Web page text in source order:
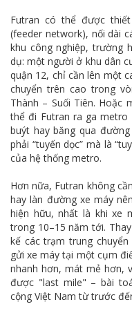
Futran có thể được
(feeder network), nối dài
khu công nghiệp, trường
dụ: một người ở khu dân
quận 12, chỉ cần lên một
chuyển trên cao trong
Thành – Suối Tiên. Hoặc
thể đi Futran ra ga metro
buýt hay băng qua
phải “tuyến dọc” mà là
của hệ thống metro.
Hơn nữa, Futran không
hay làn đường xe máy
hiện hữu, nhất là khi xe
trong 10–15 năm tới.
kế các trạm trung
gửi xe máy tại một cụm
nhanh hơn, mát mẻ hơn,
được "last mile" – bài
cộng Việt Nam từ trước